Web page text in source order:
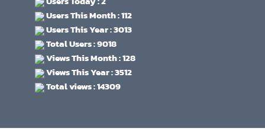
Users This Month : 112
Users This Year : 3013
Total Users : 9018
Views This Month : 128
Views This Year : 3512
Total views : 14309